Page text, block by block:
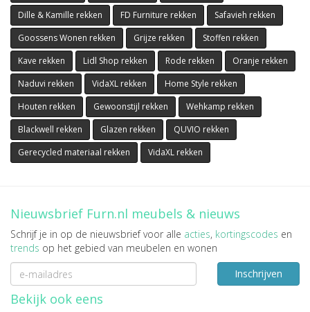
Dille & Kamille rekken
FD Furniture rekken
Safavieh rekken
Goossens Wonen rekken
Grijze rekken
Stoffen rekken
Kave rekken
Lidl Shop rekken Rode rekken
Oranje rekken
Naduvi rekken
VidaXL rekken
Home Style rekken
Houten rekken
Gewoonstijl rekken
Wehkamp rekken
Blackwell rekken
Glazen rekken
QUVIO rekken
Gerecycled materiaal rekken
VidaXL rekken
Nieuwsbrief Furn.nl meubels & nieuws
Schrijf je in op de nieuwsbrief voor alle acties, kortingscodes en
trends op het gebied van meubelen en wonen
Inschrijven
Bekijk ook eens